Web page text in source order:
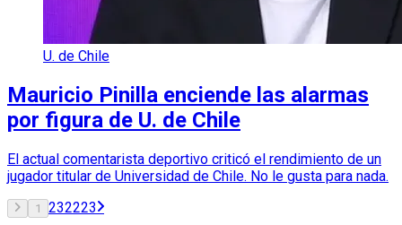
U. de Chile
Mauricio Pinilla enciende las alarmas
por figura de U. de Chile
El actual comentarista deportivo criticó el rendimiento de un
jugador titular de Universidad de Chile. No le gusta para nada.
1 232223